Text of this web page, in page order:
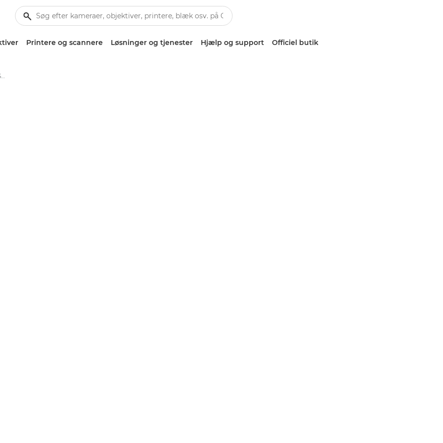
Printere og scannere Løsninger og tjenester Hjælp og support Officiel butik
EF 70-200mm f/2.8L IS III USM - Lenses - Camera & Photo lenses